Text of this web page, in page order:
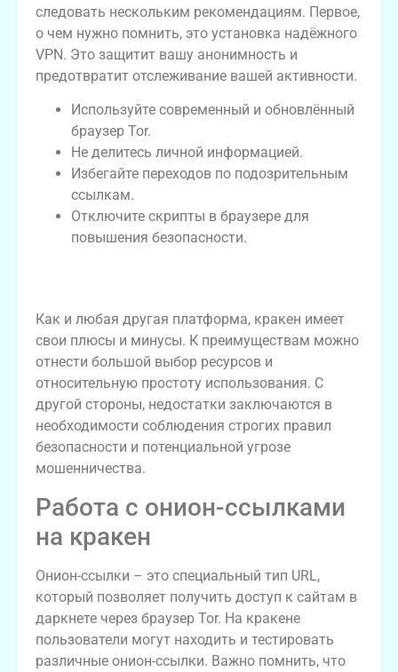
следовать нескольким рекомендациям. Первое,
о чем нужно помнить, это установка надёжного
VPN. Это защитит вашу анонимность и
предотвратит отслеживание вашей активности.
Используйте современный и обновлённый
браузер Tor.
Не делитесь личной информацией.
Избегайте переходов по подозрительным
ссылкам.
Отключите скрипты в браузере для
повышения безопасности.
Как и любая другая платформа, кракен имеет
свои плюсы и минусы. К преимуществам можно
отнести большой выбор ресурсов и
относительную простоту использования. С
другой стороны, недостатки заключаются в
необходимости соблюдения строгих правил
безопасности и потенциальной угрозе
мошенничества.
Работа с онион-ссылками
на кракен
Онион-ссылки – это специальный тип URL,
который позволяет получить доступ к сайтам в
даркнете через браузер Tor. На кракене
пользователи могут находить и тестировать
различные онион-ссылки. Важно помнить, что